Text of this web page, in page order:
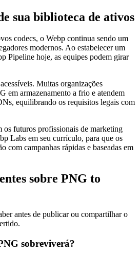
sua biblioteca de ativos
codecs, o Webp continua sendo um
modernos. Ao estabelecer um
Pipeline hoje, as equipes podem girar
Muitas organizações
em armazenamento a frio e atendem
equilibrando os requisitos legais com
os futuros profissionais de marketing
Labs em seu currículo, para que os
com campanhas rápidas e baseadas em
sobre PNG to
antes de publicar ou compartilhar o
sobreviverá?